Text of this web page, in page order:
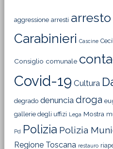
aggressione arresti arresto
Carabinieri Cascine
Consiglio comunale
Covid-19 Cultura
degrado denuncia droga
gallerie degli uffizi Lega Mostra
Pd Polizia Polizia
Regione Toscana restauro